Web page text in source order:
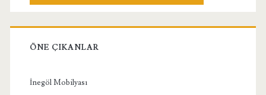
ÖNE ÇIKANLAR
İnegöl Mobilyası